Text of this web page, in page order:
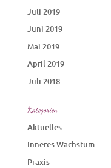
Juli 2019
Juni 2019
Mai 2019
April 2019
Juli 2018
Kategorien
Aktuelles
Inneres Wachstum
Praxis